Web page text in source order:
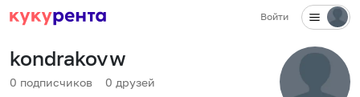
Войти
kondrakovw
0 подписчиков 0 друзей